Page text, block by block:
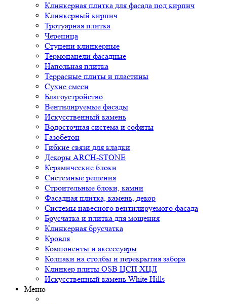
Клинкерная плитка для фасада под кирпич
Клинкерный кирпич
Тротуарная плитка
Черепица
Ступени клинкерные
Термопанели фасадные
Напольная плитка
Террасные плиты и пластины
Сухие смеси
Благоустройство
Вентилируемые фасады
Искусственный камень
Водосточная система и софиты
Газобетон
Гибкие связи для кладки
Декоры ARCH-STONE
Керамические блоки
Системные решения
Строительные блоки, камни
Фасадная плитка, камень, декор
Системы навесного вентилируемого фасада
Брусчатка и плитка для мощения
Клинкерная брусчатка
Кровля
Компоненты и аксессуары
Колпаки на столбы и перекрытия забора
Клинкер плиты OSB ЦСП ХЦЛ
Искусственный камень White Hills
Меню